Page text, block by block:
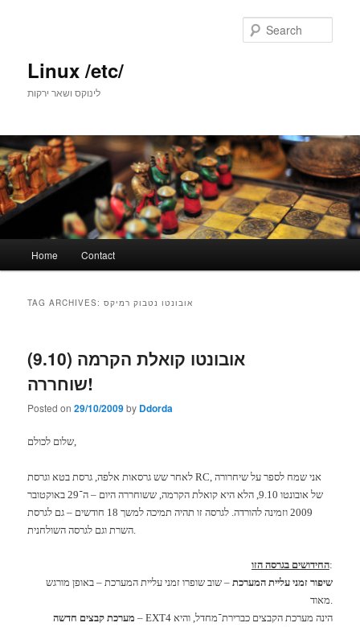
Linux /etc/
לינוקס ושאר ירקות
Home Contact
TAG ARCHIVES:אובונטו נטבוק רמיקס
אובונטו קואלת הקרמה (9.10)
שוחררה!
Posted on29/10/2009by Ddorda
שלום לכולם,
לאחר שש גרסאות אלפה, גרסת בטא וגרסתRC,אני שמח לספר על שיחרורה
של אובונטו 9.10, הלא היא קואלת הקרמה, ששוחררה היום – ה־29 באוקטובר
2009 וזמינה להורדה. לגרסה זו תהיה תמיכה למשך 18 חודשים – גם לגרסת
השרת וגם לגרסה השולחנית
החידושים בגרסה הזו:
שיפור זמני עליית המערכת –שוב שופרו זמני עליית המערכת–באופן מורגש
מאוד
מערכת קבצים חדשה – EXT4 הינה מערכת הקבצים כברירת־מחדל ,והיא